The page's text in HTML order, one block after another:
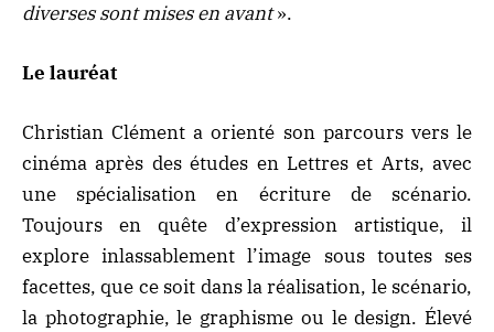
diverses sont mises en avant».
Le lauréat
Christian Clément a orienté son parcours vers le
cinéma après des études en Lettres et Arts, avec
une spécialisation en écriture de scénario.
Toujours en quête d’expression artistique, il
explore inlassablement l’image sous toutes ses
facettes, que ce soit dans la réalisation, le scénario,
la photographie, le graphisme ou le design. Élevé